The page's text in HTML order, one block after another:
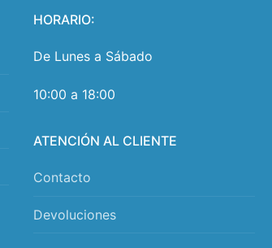
HORARIO:
De Lunes a Sábado
10:00 a 18:00
ATENCIÓN AL CLIENTE
Contacto
Devoluciones